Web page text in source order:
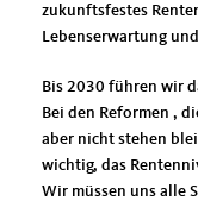
zukunftsfestes
Lebenserwartung
Bis 2030 führen wir
Bei den Reformen ,
aber nicht stehen
wichtig, das
Wir müssen uns alle